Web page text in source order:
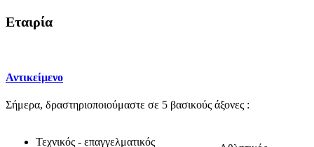
Εταιρία
Αντικείμενο
Σήμερα, δραστηριοποιούμαστε σε 5 βασικούς άξονες :
Τεχνικός - επαγγελματικός